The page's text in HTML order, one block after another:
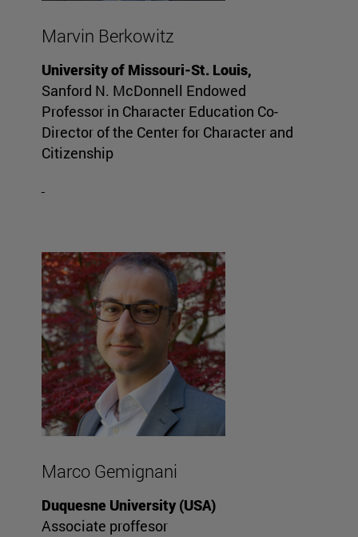
Marvin Berkowitz
University of Missouri-St. Louis,
Sanford N. McDonnell Endowed
Professor in Character Education Co-
Director of the Center for Character and
Citizenship
Marco Gemignani
Duquesne University (USA)
Associate proffesor